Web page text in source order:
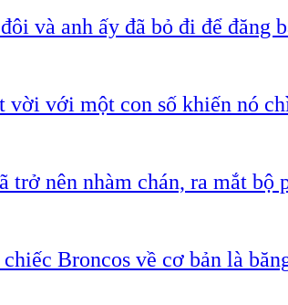
và anh ấy đã bỏ đi để đăng
với một con số khiến nó
nên nhàm chán, ra mắt bộ
Broncos về cơ bản là